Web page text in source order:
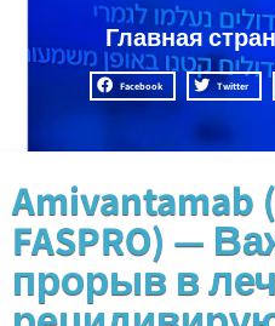
Главная
Facebook Twitter
Amivantamab
FASPRO) —
прорыв в